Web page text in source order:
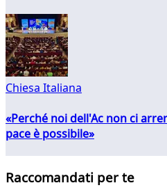
Chiesa Italiana
«Perché noi dell'Ac non ci
pace è possibile»
Raccomandati per te